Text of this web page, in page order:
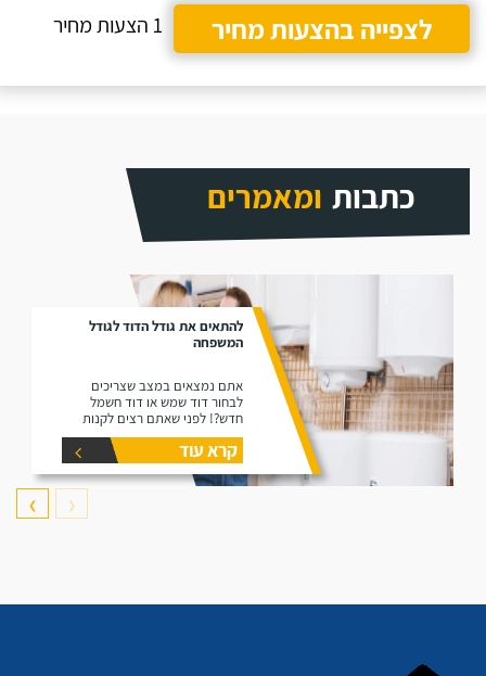
לצפייה בהצעות מחיר
1 הצעות מחיר
כתבות ומאמרים
להתאים את גודל הדוד לגודל
המשפחה
אתם נמצאים במצב שצריכים
לבחור דוד שמש או דוד חשמל
חדש?! לפני שאתם רצים לקנות
דוד תקרו את המאמר זה הוא נותן
את המידע הפורט על נפחים שונים
של דודים ואיזה דוד הכי יתאים
עבורכם.
קרא עוד
❮
❯